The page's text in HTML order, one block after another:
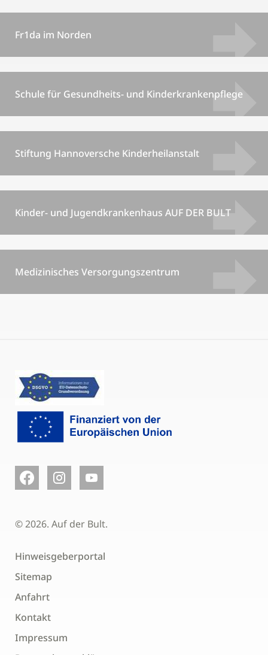
Fr1da im Norden
Schule für Gesundheits- und Kinderkrankenpflege
Stiftung Hannoversche Kinderheilanstalt
Kinder- und Jugendkrankenhaus AUF DER BULT
Medizinisches Versorgungszentrum
© 2026. Auf der Bult.
Hinweisgeberportal
Sitemap
Anfahrt
Kontakt
Impressum